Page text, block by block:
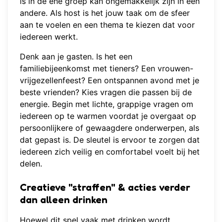
andere. Als host is het jouw taak om de sfeer
aan te voelen en een thema te kiezen dat voor
iedereen werkt.
Denk aan je gasten. Is het een
familiebijeenkomst met tieners? Een vrouwen-
vrijgezellenfeest? Een ontspannen avond met je
beste vrienden? Kies vragen die passen bij de
energie. Begin met lichte, grappige vragen om
iedereen op te warmen voordat je overgaat op
persoonlijkere of gewaagdere onderwerpen, als
dat gepast is. De sleutel is ervoor te zorgen dat
iedereen zich veilig en comfortabel voelt bij het
delen.
Creatieve "straffen" & acties verder
dan alleen drinken
Hoewel dit spel vaak met drinken wordt